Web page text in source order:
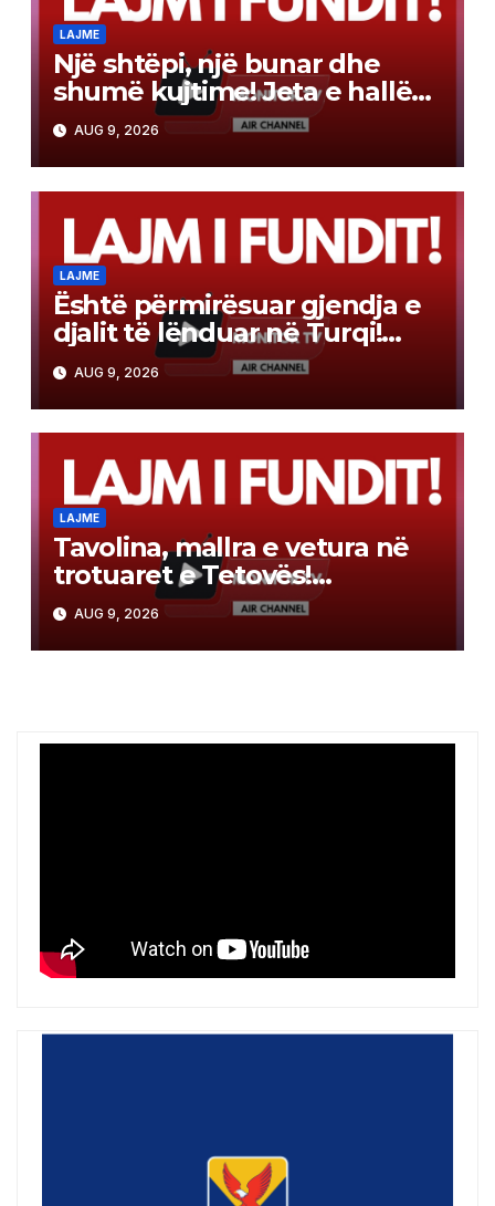
LAJME
Një shtëpi, një bunar dhe
shumë kujtime! Jeta e hallës
Qamile, mes traditës dhe
vetmisë
AUG 9, 2026
LAJME
Është përmirësuar gjendja e
djalit të lënduar në Turqi!
Kujdes, kërcimet në ujë
mund të shkaktojnë lëndime
të rënda!
AUG 9, 2026
LAJME
Tavolina, mallra e vetura në
trotuaret e Tetovës!
Qytetarët kërkojnë lirimin e
hapësirave publike
AUG 9, 2026